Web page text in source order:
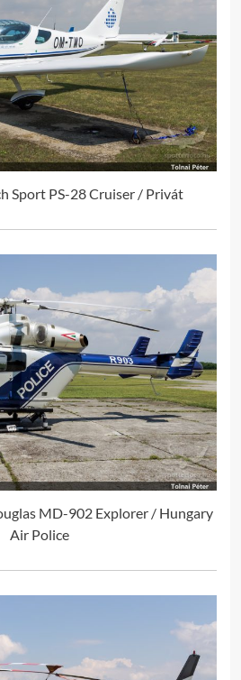
Sport PS-28 Cruiser / Privát
MD-902 Explorer / Hungary
Air Police